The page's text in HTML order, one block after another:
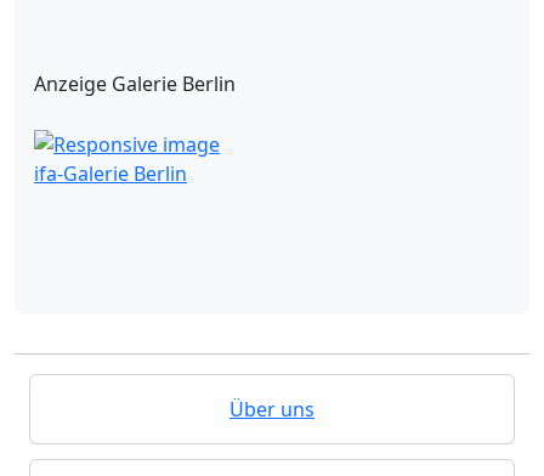
Anzeige Galerie Berlin
ifa-Galerie Berlin
Über uns